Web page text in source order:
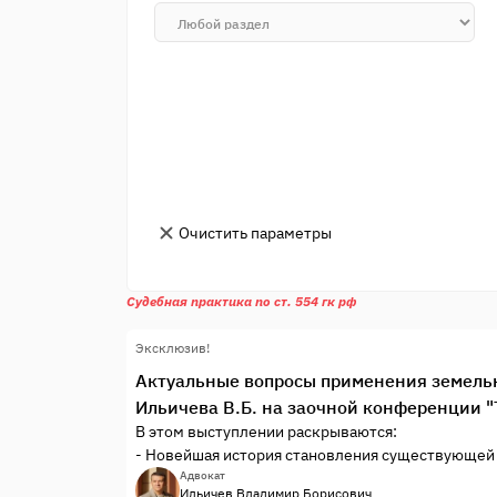
Очистить параметры
Судебная практика по ст. 554 гк рф
Эксклюзив!
Актуальные вопросы применения
Ильичева В.Б. на заочной конференции
В этом выступлении раскрываются:
- Новейшая история становления
кадастрового учета земельных участков как
Адвокат
Ильичев Владимир Борисович